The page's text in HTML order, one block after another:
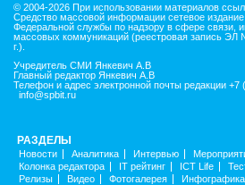
© 2004-2026 При использовании материалов
Средство массовой информации сетевое издание
Федеральной службы по надзору в сфере связи,
массовых коммуникаций (реестровая запись
г.).
Учредитель СМИ Янкевич А.В
Главный редактор Янкевич А.В
Телефон и адрес электронной почты редакции +7
info@spbit.ru
РАЗДЕЛЫ
Новости Аналитика Интервью
Колонка редактора
IT рейтинг ICT Life
Релизы
Видео Фотогалерея Инфографика